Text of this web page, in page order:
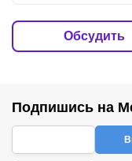
Обсудить
Подпишись на